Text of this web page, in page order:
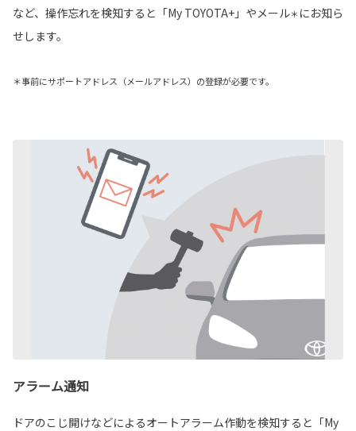
など、操作忘れを検知すると「My TOYOTA+」やメール＊ にお知ら
せします。
＊事前にサポートアドレス（メールアドレス）の登録が必要です。
アラーム通知
ドアのこじ開けなどによるオートアラーム作動を検知すると「My